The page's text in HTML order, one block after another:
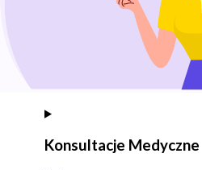
Konsultacje Medyczne